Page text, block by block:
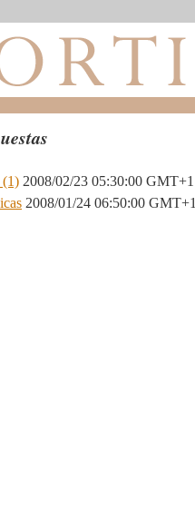
(1) 2008/02/23 05:30:00 GMT+1
2008/01/24 06:50:00 GMT+1